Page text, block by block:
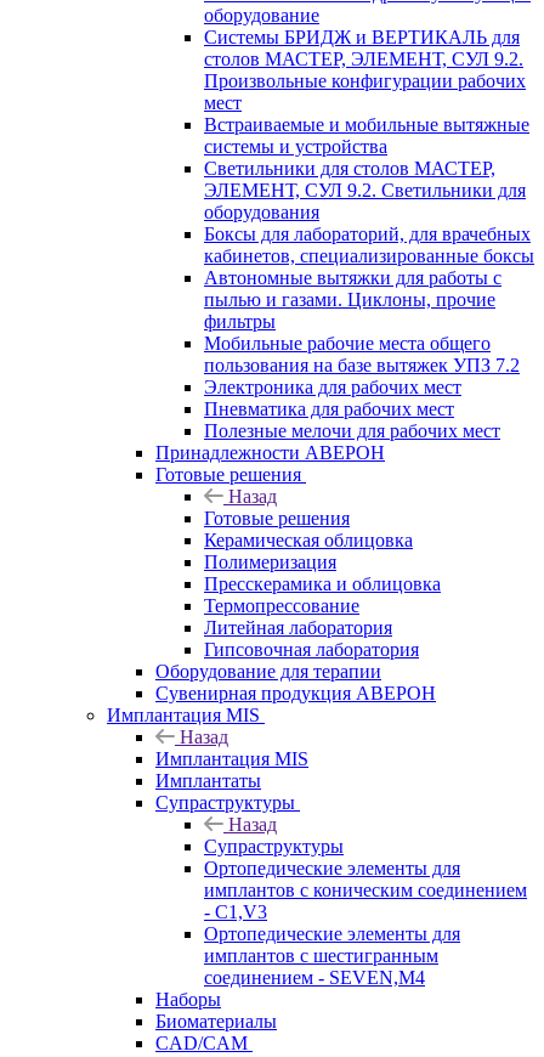
оборудование
Системы БРИДЖ и ВЕРТИКАЛЬ для
столов МАСТЕР, ЭЛЕМЕНТ, СУЛ 9.2.
Произвольные конфигурации рабочих
мест
Встраиваемые и мобильные вытяжные
системы и устройства
Светильники для столов МАСТЕР,
ЭЛЕМЕНТ, СУЛ 9.2. Светильники для
оборудования
Боксы для лабораторий, для врачебных
кабинетов, специализированные боксы
Автономные вытяжки для работы с
пылью и газами. Циклоны, прочие
фильтры
Мобильные рабочие места общего
пользования на базе вытяжек УПЗ 7.2
Электроника для рабочих мест
Пневматика для рабочих мест
Полезные мелочи для рабочих мест
Принадлежности АВЕРОН
Готовые решения
Назад
Готовые решения
Керамическая облицовка
Полимеризация
Пресскерамика и облицовка
Термопрессование
Литейная лаборатория
Гипсовочная лаборатория
Оборудование для терапии
Сувенирная продукция АВЕРОН
Имплантация MIS
Назад
Имплантация MIS
Имплантаты
Супраструктуры
Назад
Супраструктуры
Ортопедические элементы для
имплантов с коническим соединением
- C1,V3
Ортопедические элементы для
имплантов с шестигранным
соединением - SEVEN,M4
Наборы
Биоматериалы
CAD/CAM